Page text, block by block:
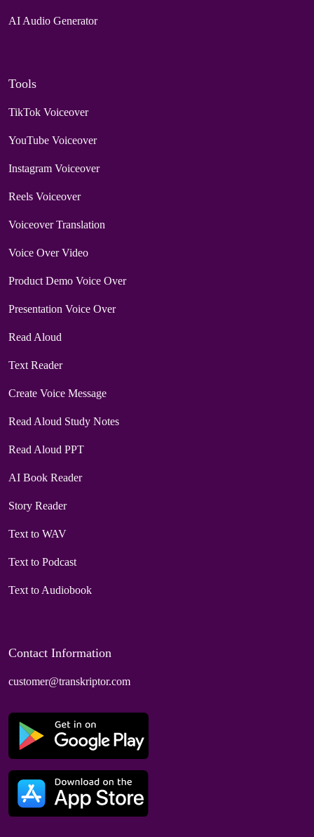
AI Audio Generator
Tools
TikTok Voiceover
YouTube Voiceover
Instagram Voiceover
Reels Voiceover
Voiceover Translation
Voice Over Video
Product Demo Voice Over
Presentation Voice Over
Read Aloud
Text Reader
Create Voice Message
Read Aloud Study Notes
Read Aloud PPT
AI Book Reader
Story Reader
Text to WAV
Text to Podcast
Text to Audiobook
Contact Information
customer@transkriptor.com